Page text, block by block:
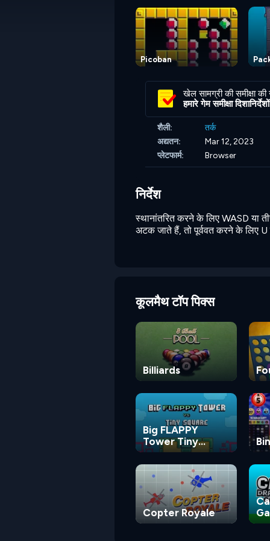
Picoban
खेल सामग्री की समीक्षा की
हमारे गेम समीक्षा
शैली: तर्क
अद्यतन:
Mar 12, 2023
प्लेटफार्म:
Browser
निर्देश
स्थानांतरित करने के लिए WASD या
अटक जाते हैं, तो पूर्ववत करने के लिए
कूलमैथ टॉप पिक्स
Billiards
Big FLAPPY
Tower Tiny
Square
Copter Royale